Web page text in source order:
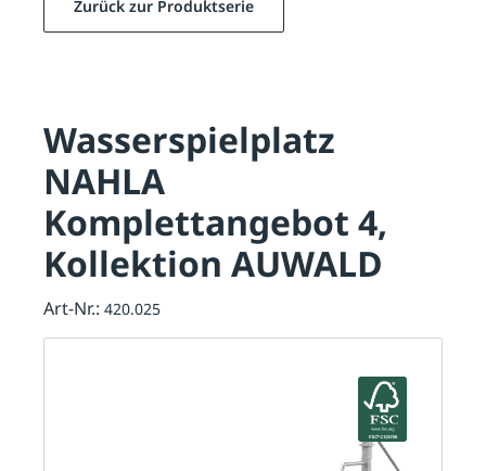
Zurück zur Produktserie
Wasserspielplatz
NAHLA
Komplettangebot 4,
Kollektion AUWALD
Art-Nr.: 420.025